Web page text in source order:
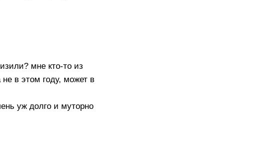
мне кто-то из
в этом году, может в
уж долго и муторно